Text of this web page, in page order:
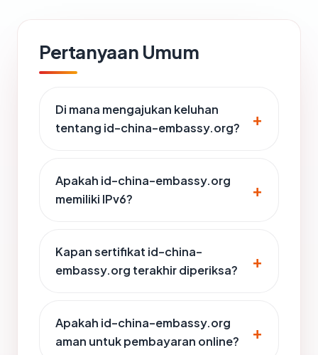
Pertanyaan Umum
Di mana mengajukan keluhan
tentang id-china-embassy.org?
Apakah id-china-embassy.org
memiliki IPv6?
Kapan sertifikat id-china-
embassy.org terakhir diperiksa?
Apakah id-china-embassy.org
aman untuk pembayaran online?